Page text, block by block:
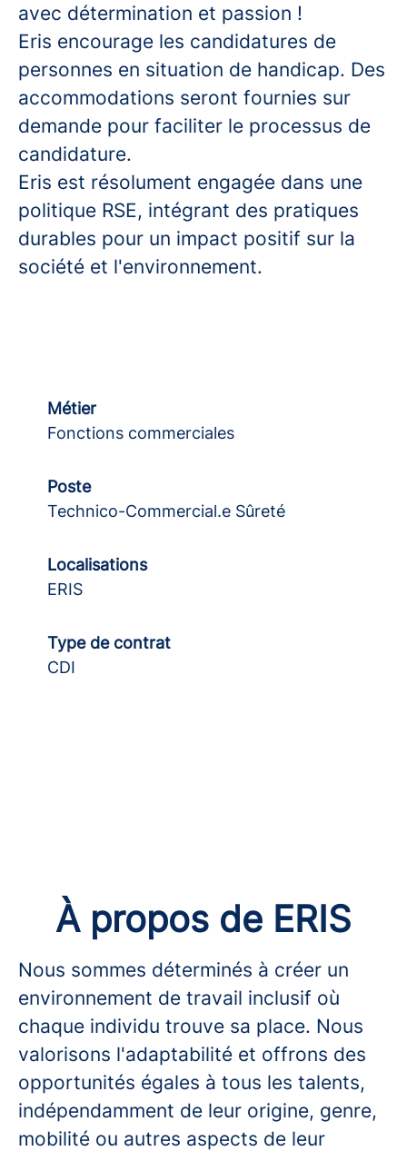
avec détermination et passion !
Eris encourage les candidatures de
personnes en situation de handicap. Des
accommodations seront fournies sur
demande pour faciliter le processus de
candidature.
Eris est résolument engagée dans une
politique RSE, intégrant des pratiques
durables pour un impact positif sur la
société et l'environnement.
Métier
Fonctions commerciales
Poste
Technico-Commercial.e Sûreté
Localisations
ERIS
Type de contrat
CDI
À propos de ERIS
Nous sommes déterminés à créer un
environnement de travail inclusif où
chaque individu trouve sa place. Nous
valorisons l'adaptabilité et offrons des
opportunités égales à tous les talents,
indépendamment de leur origine, genre,
mobilité ou autres aspects de leur